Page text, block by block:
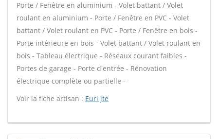
Porte / Fenêtre en aluminium - Volet battant / Volet
roulant en aluminium - Porte / Fenêtre en PVC - Volet
battant / Volet roulant en PVC - Porte / Fenêtre en bois -
Porte intérieure en bois - Volet battant / Volet roulant en
bois - Tableau électrique - Réseaux courant faibles -
Portes de garage - Porte d'entrée - Rénovation
électrique complète ou partielle -
Voir la fiche artisan : Eurl jte